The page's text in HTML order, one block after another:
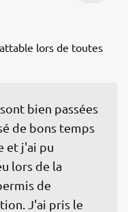
lors de toutes
bien passées
de bons temps
et j'ai pu
lors de la
de
J'ai pris le